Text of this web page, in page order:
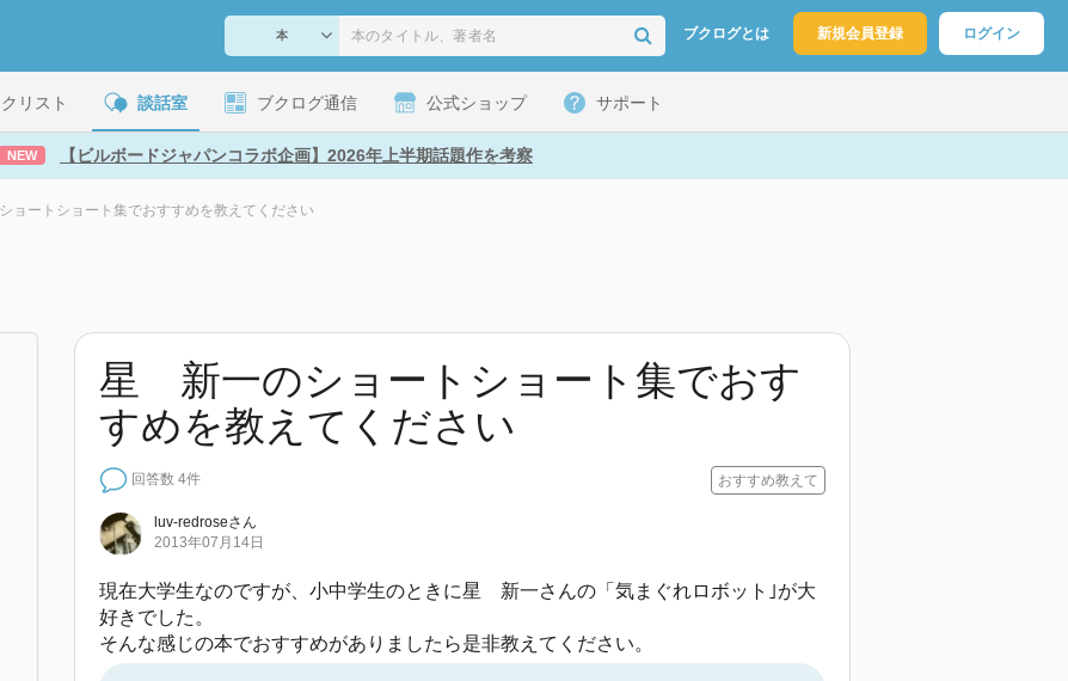
ブクログとは 新規会員登録 ログイン
リスト 談話室 ブクログ通信 公式ショップ サポート
NEW 【ビルボードジャパンコラボ企画】2026年上半期話題作を考察
ョートショート集でおすすめを教えてください
星 新一のショートショート集でおす
すめを教えてください
回答数 4件 おすすめ教えて
luv-redroseさん
2013年07月14日
現在大学生なのですが、小中学生のときに星 新一さんの「気まぐれロボット｣が大
好きでした。
そんな感じの本でおすすめがありましたら是非教えてください。